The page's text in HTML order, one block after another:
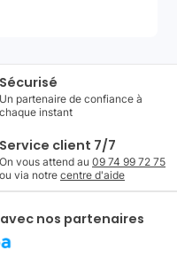
Sécurisé
Un partenaire de confiance à
chaque instant
Service client 7/7
On vous attend au 09 74 99 72 75
ou via notre centre d'aide
nos partenaires